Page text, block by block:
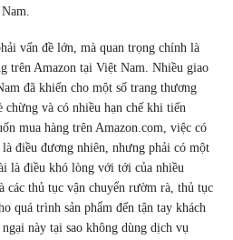
vấn đề lớn, mà quan trọng chính là
trên Amazon tại Việt Nam. Nhiều giao
đã khiến cho một số trang thương
và có nhiều hạn chế khi tiến
mua hàng trên Amazon.com, việc có
điều đương nhiên, nhưng phải có một
là điều khó lòng với tới của nhiều
các thủ tục vận chuyển rườm rà, thủ tục
quá trình sản phẩm đến tận tay khách
này tại sao không dùng dịch vụ